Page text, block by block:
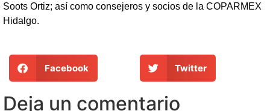
Soots Ortiz; así como consejeros y socios de la COPARMEX
Hidalgo.
Facebook Twitter
Deja un comentario